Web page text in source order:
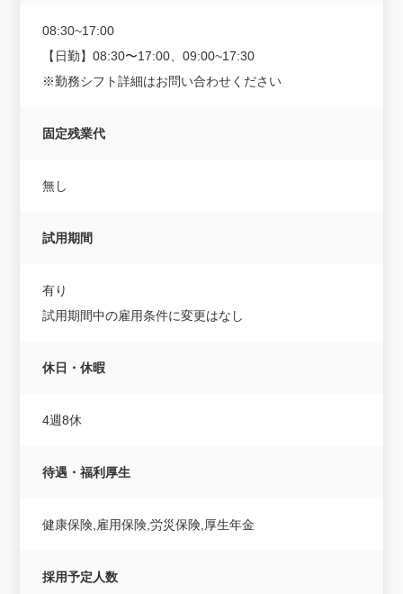
08:30~17:00
【日勤】08:30〜17:00、09:00~17:30
※勤務シフト詳細はお問い合わせください
固定残業代
無し
試用期間
有り
試用期間中の雇用条件に変更はなし
休日・休暇
4週8休
待遇・福利厚生
健康保険,雇用保険,労災保険,厚生年金
採用予定人数